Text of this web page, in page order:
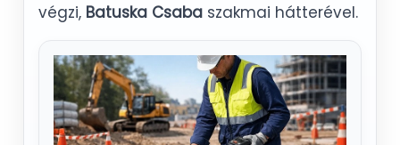
végzi, Batuska Csaba szakmai hátterével.